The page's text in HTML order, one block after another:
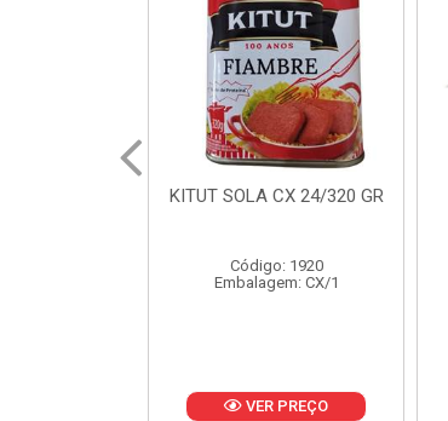
MOLHO VERDE D'AJUDA
Código: 13751
Embalagem: CX/1
VER PREÇO